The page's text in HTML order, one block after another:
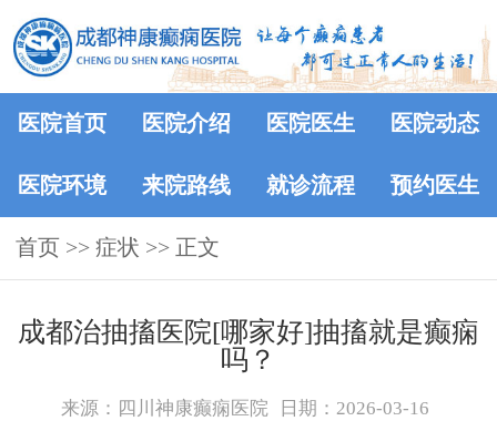
医院首页 医院介绍 医院医生 医院动态
医院环境 来院路线 就诊流程 预约医生
首页 >> 症状 >> 正文
成都治抽搐医院[哪家好]抽搐就是癫痫
吗？
来源：四川神康癫痫医院 日期：2026-03-16